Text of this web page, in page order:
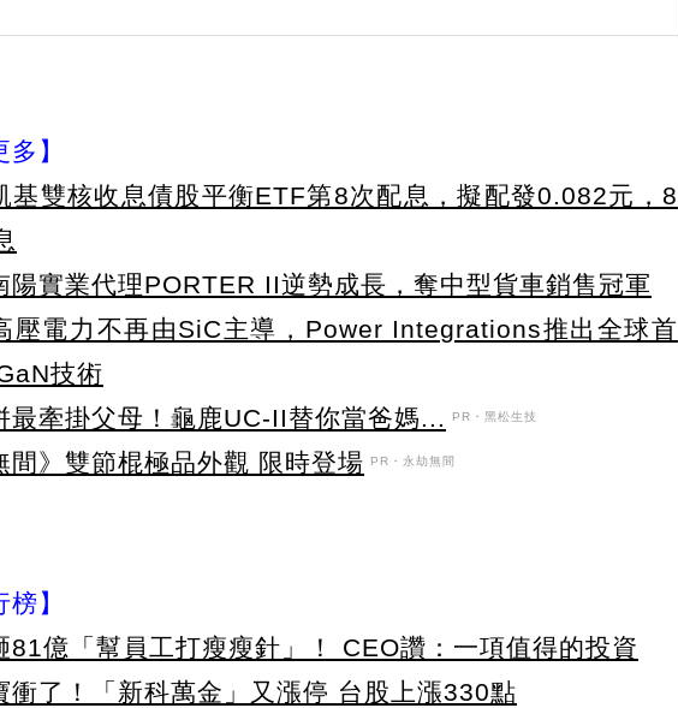
多】
基雙核收息債股平衡ETF第8次配息，擬配發0.082元，8
陽實業代理PORTER II逆勢成長，奪中型貨車銷售冠軍
壓電力不再由SiC主導，Power Integrations推出全球首
技術
牽掛父母！龜鹿UC-II替你當爸媽...
PR・黑松生技
》雙節棍極品外觀 限時登場 PR・永劫無間
榜】
81億「幫員工打瘦瘦針」！ CEO讚：一項值得的投資
衝了！「新科萬金」又漲停 台股上漲330點